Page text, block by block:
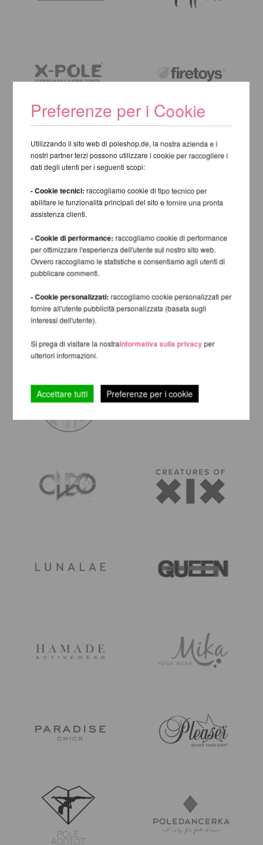
Preferenze per i Cookie
Utilizzando il sito web di poleshop.de, la nostra azienda e i
nostri partner terzi possono utilizzare i cookie per raccogliere i
dati degli utenti per i seguenti scopi:
- Cookie tecnici: raccogliamo cookie di tipo tecnico per
abilitare le funzionalità principali del sito e fornire una pronta
assistenza clienti.
- Cookie di performance: raccogliamo cookie di performance
per ottimizzare l'esperienza dell'utente sul nostro sito web.
Ovvero raccogliamo le statistiche e consentiamo agli utenti di
pubblicare commenti.
- Cookie personalizzati: raccogliamo cookie personalizzati per
fornire all'utente pubblicità personalizzata (basata sugli
interessi dell'utente).
Si prega di visitare la nostraInformativa sulla privacyper
ulteriori informazioni.
Accettare tutti Preferenze per i cookie